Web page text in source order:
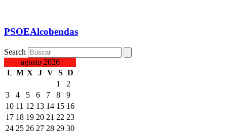
PSOEAlcobendas
Search
agosto 2026
L M X J V S D
1
2
3
4 5 6 7 8
9
10 11 12 13 14 15 16
17 18 19 20 21 22 23
24 25 26 27 28 29 30